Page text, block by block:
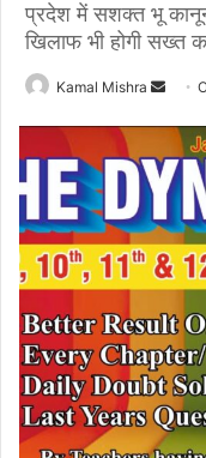
प्रदेश में सशक्त भू
खिलाफ भी होगी सख्त
Kamal Mishra
Send
email